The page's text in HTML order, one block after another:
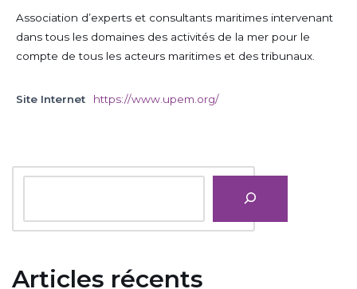
Association d’experts et consultants maritimes intervenant
dans tous les domaines des activités de la mer pour le
compte de tous les acteurs maritimes et des tribunaux.
Site Internet https://www.upem.org/
Articles récents